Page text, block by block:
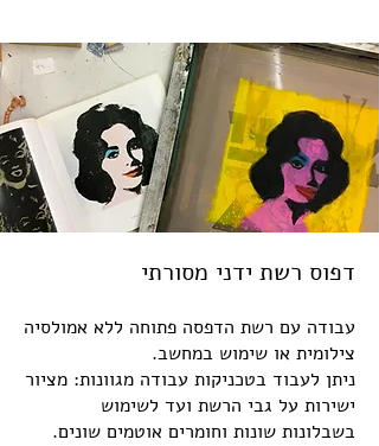
דפוס רשת ידני מסורתי
עבודה עם רשת הדפסה פתוחה ללא אמולסיה
צילומית או שימוש במחשב.
ניתן לעבוד בטכניקות עבודה מגוונות: מציור
ישירות על גבי הרשת ועד לשימוש
בשבלונות שונות וחומרים אוטמים שונים.